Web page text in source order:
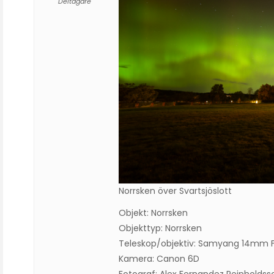
Norrsken över Svartsjöslott
Objekt: Norrsken
Objekttyp: Norrsken
Teleskop/objektiv: Samyang 14mm
Kamera: Canon 6D